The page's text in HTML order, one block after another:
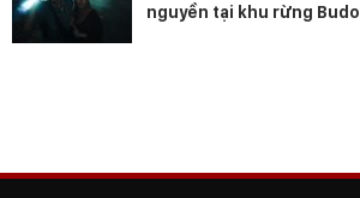
nguyền tại khu rừng Budo